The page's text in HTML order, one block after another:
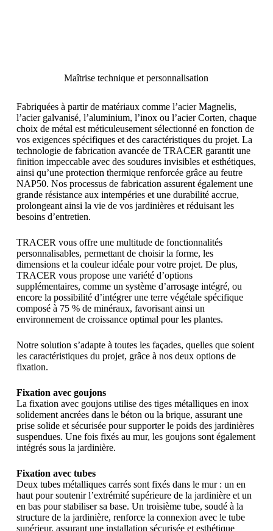
Maîtrise technique et personnalisation
Fabriquées à partir de matériaux comme l’acier Magnelis,
l’acier galvanisé, l’aluminium, l’inox ou l’acier Corten, chaque
choix de métal est méticuleusement sélectionné en fonction de
vos exigences spécifiques et des caractéristiques du projet. La
technologie de fabrication avancée de TRACER garantit une
finition impeccable avec des soudures invisibles et esthétiques,
ainsi qu’une protection thermique renforcée grâce au feutre
NAP50. Nos processus de fabrication assurent également une
grande résistance aux intempéries et une durabilité accrue,
prolongeant ainsi la vie de vos jardinières et réduisant les
besoins d’entretien.
TRACER vous offre une multitude de fonctionnalités
personnalisables, permettant de choisir la forme, les
dimensions et la couleur idéale pour votre projet. De plus,
TRACER vous propose une variété d’options
supplémentaires, comme un système d’arrosage intégré, ou
encore la possibilité d’intégrer une terre végétale spécifique
composé à 75 % de minéraux, favorisant ainsi un
environnement de croissance optimal pour les plantes.
Notre solution s’adapte à toutes les façades, quelles que soient
les caractéristiques du projet, grâce à nos deux options de
fixation.
Fixation avec goujons
La fixation avec goujons utilise des tiges métalliques en inox
solidement ancrées dans le béton ou la brique, assurant une
prise solide et sécurisée pour supporter le poids des jardinières
suspendues. Une fois fixés au mur, les goujons sont également
intégrés sous la jardinière.
Fixation avec tubes
Deux tubes métalliques carrés sont fixés dans le mur : un en
haut pour soutenir l’extrémité supérieure de la jardinière et un
en bas pour stabiliser sa base. Un troisième tube, soudé à la
structure de la jardinière, renforce la connexion avec le tube
supérieur, assurant une installation sécurisée et esthétique